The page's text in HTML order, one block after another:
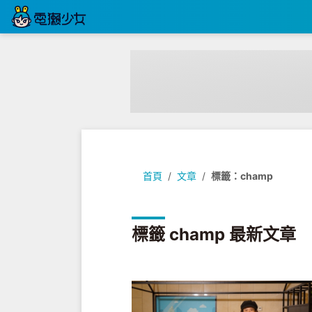
首頁 文章 標籤：champ
標籤 champ 最新文章